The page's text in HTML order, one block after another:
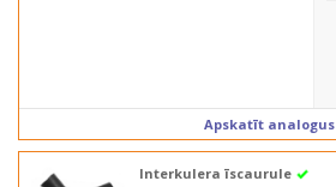
Apskatīt analogus
Interkulera īscaurule